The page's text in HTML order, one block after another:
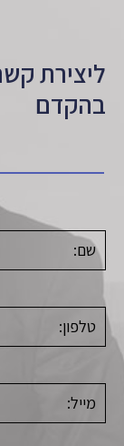
ליצירת
בהקדם